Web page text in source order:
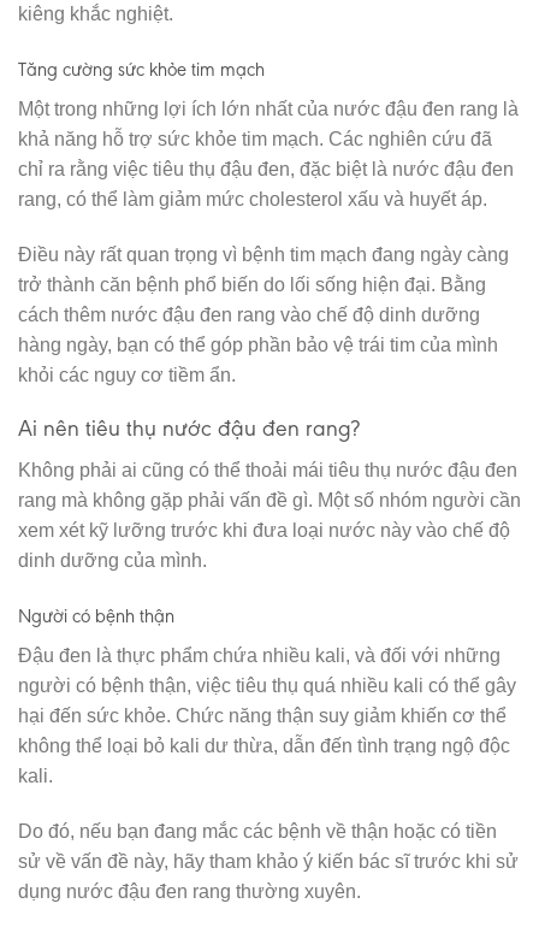
kiêng khắc nghiệt.
Tăng cường sức khỏe tim mạch
Một trong những lợi ích lớn nhất của nước đậu đen rang là
khả năng hỗ trợ sức khỏe tim mạch. Các nghiên cứu đã
chỉ ra rằng việc tiêu thụ đậu đen, đặc biệt là nước đậu đen
rang, có thể làm giảm mức cholesterol xấu và huyết áp.
Điều này rất quan trọng vì bệnh tim mạch đang ngày càng
trở thành căn bệnh phổ biến do lối sống hiện đại. Bằng
cách thêm nước đậu đen rang vào chế độ dinh dưỡng
hàng ngày, bạn có thể góp phần bảo vệ trái tim của mình
khỏi các nguy cơ tiềm ẩn.
Ai nên tiêu thụ nước đậu đen rang?
Không phải ai cũng có thể thoải mái tiêu thụ nước đậu đen
rang mà không gặp phải vấn đề gì. Một số nhóm người cần
xem xét kỹ lưỡng trước khi đưa loại nước này vào chế độ
dinh dưỡng của mình.
Người có bệnh thận
Đậu đen là thực phẩm chứa nhiều kali, và đối với những
người có bệnh thận, việc tiêu thụ quá nhiều kali có thể gây
hại đến sức khỏe. Chức năng thận suy giảm khiến cơ thể
không thể loại bỏ kali dư thừa, dẫn đến tình trạng ngộ độc
kali.
Do đó, nếu bạn đang mắc các bệnh về thận hoặc có tiền
sử về vấn đề này, hãy tham khảo ý kiến bác sĩ trước khi sử
dụng nước đậu đen rang thường xuyên.